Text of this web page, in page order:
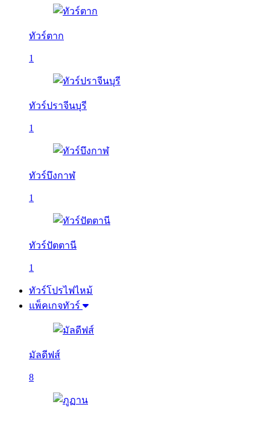
ทัวร์ตาก
1
ทัวร์ปราจีนบุรี
1
ทัวร์บึงกาฬ
1
ทัวร์ปัตตานี
1
ทัวร์โปรไฟไหม้
แพ็คเกจทัวร์
มัลดีฟส์
8